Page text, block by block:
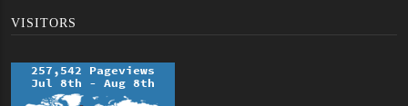
VISITORS